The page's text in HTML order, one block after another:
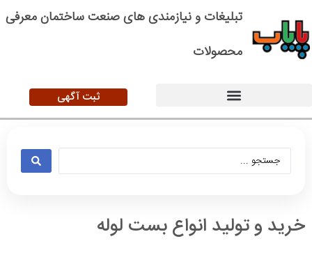
تبلیغات و نیازمندی های صنعت ساختمان معرفی
محصولات
ثبت آگهی
خرید و تولید انواع بست لوله